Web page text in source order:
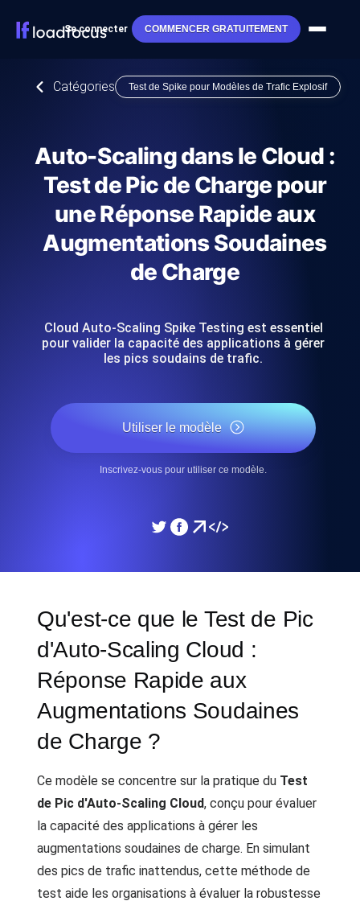
Se connecter COMMENCER GRATUITEMENT
Catégories Test de Spike pour Modèles de Trafic Explosif
Auto-Scaling dans le Cloud :
Test de Pic de Charge pour
une Réponse Rapide aux
Augmentations Soudaines
de Charge
Cloud Auto-Scaling Spike Testing est essentiel
pour valider la capacité des applications à gérer
les pics soudains de trafic.
Utiliser le modèle
Inscrivez-vous pour utiliser ce modèle.
Qu'est-ce que le Test de Pic
d'Auto-Scaling Cloud :
Réponse Rapide aux
Augmentations Soudaines
de Charge ?
Ce modèle se concentre sur la pratique du Test
de Pic d'Auto-Scaling Cloud, conçu pour évaluer
la capacité des applications à gérer les
augmentations soudaines de charge. En simulant
des pics de trafic inattendus, cette méthode de
test aide les organisations à évaluer la robustesse